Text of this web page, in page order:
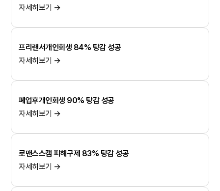
자세히보기 →
프리랜서개인회생 84% 탕감 성공
자세히보기 →
폐업후개인회생 90% 탕감 성공
자세히보기 →
로맨스스캠 피해구제 83% 탕감 성공
자세히보기 →